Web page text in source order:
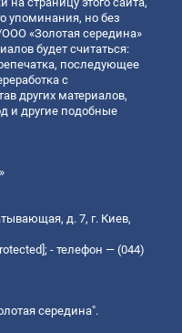
упоминания, но без
«Золотая середина»
будет считаться:
последующее
с
других материалов,
и другие подобные
д. 7, г. Киев,
; - телефон — (044)
середина".